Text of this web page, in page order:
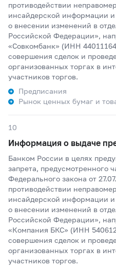
противодействии
инсайдерской информации
о внесении изменений в
Российской Федерации»,
«Совкомбанк» (ИНН
совершения сделок и
организованных торгах в
участников торгов.
Предписания
Рынок ценных бумаг и
10
Информация о выдаче
Банком России в целях
запрета, предусмотренного
Федерального закона от
противодействии
инсайдерской информации
о внесении изменений в
Российской Федерации»,
«Компания БКС» (ИНН
совершения сделок и
организованных торгах в
участников торгов.